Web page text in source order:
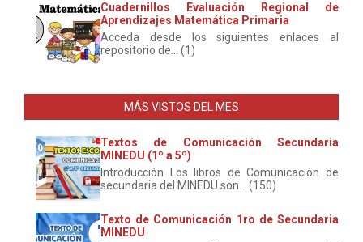
Cuadernillos Evaluación Regional de
Aprendizajes Matemática Primaria
Acceda desde los siguientes enlaces al
repositorio de... (1)
MÁS VISTOS DEL MES
Textos de Comunicación Secundaria
MINEDU (1º a 5º)
Introducción Los libros de Comunicación de
secundaria del MINEDU son... (150)
Texto de Comunicación 1ro de Secundaria
MINEDU